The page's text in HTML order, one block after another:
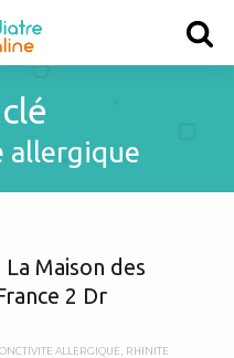
allergique
Maison des
2 Dr
ALLERGIQUE
RHINITE